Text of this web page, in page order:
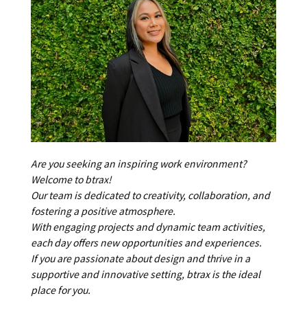
Are you seeking an inspiring work environment?
Welcome to btrax!
Our team is dedicated to creativity, collaboration, and
fostering a positive atmosphere.
With engaging projects and dynamic team activities,
each day offers new opportunities and experiences.
If you are passionate about design and thrive in a
supportive and innovative setting, btrax is the ideal
place for you.